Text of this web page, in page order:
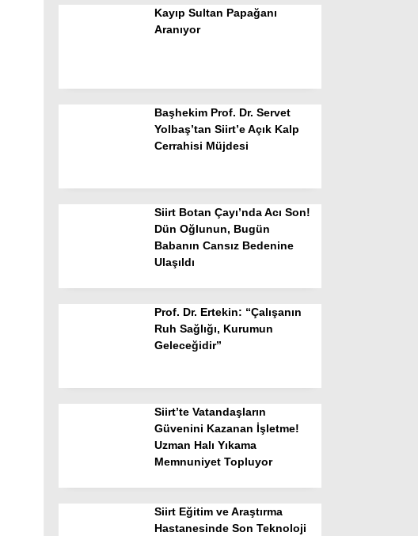
Kayıp Sultan Papağanı
Aranıyor
Başhekim Prof. Dr. Servet
Yolbaş’tan Siirt’e Açık Kalp
Cerrahisi Müjdesi
Siirt Botan Çayı’nda Acı Son!
Dün Oğlunun, Bugün
Babanın Cansız Bedenine
Ulaşıldı
Prof. Dr. Ertekin: “Çalışanın
Ruh Sağlığı, Kurumun
Geleceğidir”
Siirt’te Vatandaşların
Güvenini Kazanan İşletme!
Uzman Halı Yıkama
Memnuniyet Topluyor
Siirt Eğitim ve Araştırma
Hastanesinde Son Teknoloji